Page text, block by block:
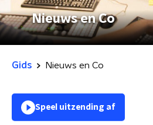
Nieuws en Co
Gids Nieuws en Co
Speel uitzending af